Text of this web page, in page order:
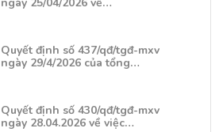
ngày 25/04/2026 về…
Quyết định số 437/qđ/tgđ-mxv
ngày 29/4/2026 của tổng…
Quyết định số 430/qđ/tgđ-mxv
ngày 28.04.2026 về việc…